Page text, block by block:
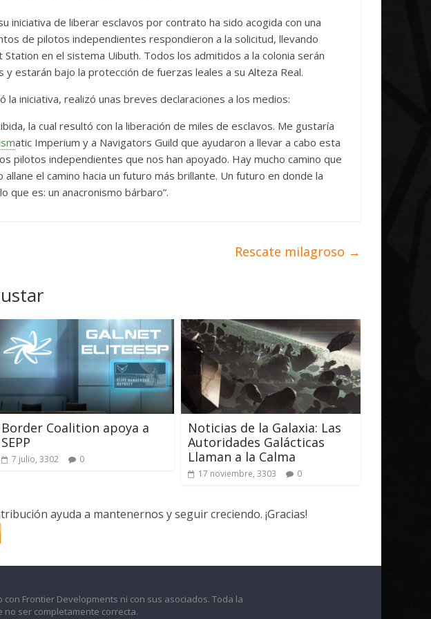
iniciativa de liberar esclavos por contrato ha sido acogida con una
de pilotos independientes respondieron a la solicitud, llevando
Station en el sistema Uibuth. Todos los admitidos a la colonia serán
estarán bajo la protección de fuerzas leales a su Alteza Real.
la iniciativa, realizó unas breves declaraciones a los medios:
la cual resultó con la liberación de miles de esclavos. Me gustaría
atic Imperium y a Navigators Guild que ayudaron a llevar a cabo esta
pilotos independientes que nos han apoyado. Hay mucho camino que
el camino hacia un futuro más brillante. Un futuro en donde la
que es: un anacronismo bárbaro”.
Rescate milagroso →
Border Coalition apoya a
SEPP
7 julio, 3302 0
Noticias de la Galaxia: Las
Autoridades Galácticas
Llaman a la Calma
17 noviembre, 3303 0
de 2026
2026 Txus 0
14 abril, 2026 Txus 0
ayuda a mantenernos y seguir creciendo. ¡Gracias!
Frontier Developments ni con sus asociados. Toda la
ser completamente correcta.